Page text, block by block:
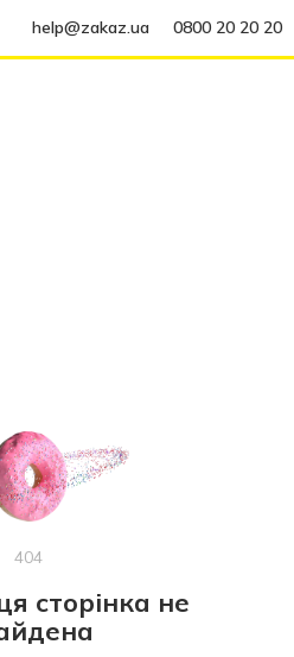
help@zakaz.ua 0800 20 20 20
404
сторінка не